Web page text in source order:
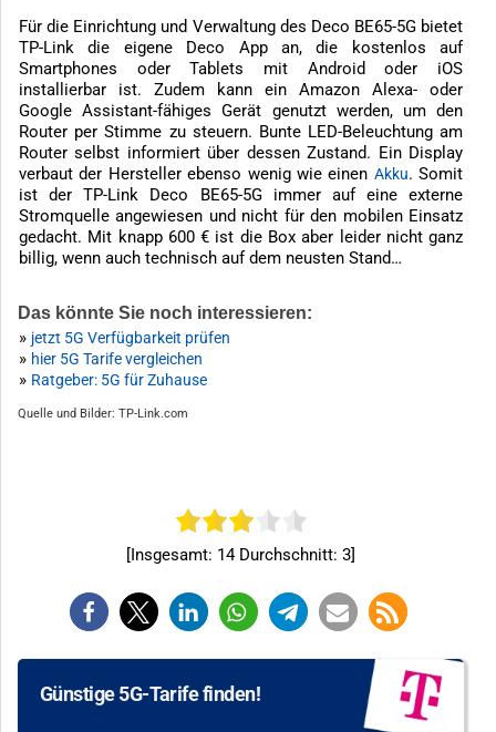
Für die Einrichtung und Verwaltung des Deco BE65-5G bietet
TP-Link die eigene Deco App an, die kostenlos auf
Smartphones oder Tablets mit Android oder iOS
installierbar ist. Zudem kann ein Amazon Alexa- oder
Google Assistant-fähiges Gerät genutzt werden, um den
Router per Stimme zu steuern. Bunte LED-Beleuchtung am
Router selbst informiert über dessen Zustand. Ein Display
verbaut der Hersteller ebenso wenig wie einen Akku. Somit
ist der TP-Link Deco BE65-5G immer auf eine externe
Stromquelle angewiesen und nicht für den mobilen Einsatz
gedacht. Mit knapp 600 € ist die Box aber leider nicht ganz
billig, wenn auch technisch auf dem neusten Stand…
Das könnte Sie noch interessieren:
» jetzt 5G Verfügbarkeit prüfen
» hier 5G Tarife vergleichen
» Ratgeber: 5G für Zuhause
Quelle und Bilder: TP-Link.com
[Insgesamt: 14Durchschnitt:3]
Günstige 5G-Tarife finden!